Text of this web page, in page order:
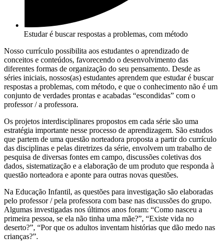
Estudar é buscar respostas a problemas, com método
Nosso currículo possibilita aos estudantes o aprendizado de
conceitos e conteúdos, favorecendo o desenvolvimento das
diferentes formas de organização do seu pensamento. Desde as
séries iniciais, nossos(as) estudantes aprendem que estudar é buscar
respostas a problemas, com método, e que o conhecimento não é um
conjunto de verdades prontas e acabadas “escondidas” com o
professor / a professora.
Os projetos interdisciplinares propostos em cada série são uma
estratégia importante nesse processo de aprendizagem. São estudos
que partem de uma questão norteadora proposta a partir do currículo
das disciplinas e pelas diretrizes da série, envolvem um trabalho de
pesquisa de diversas fontes em campo, discussões coletivas dos
dados, sistematização e a elaboração de um produto que responda à
questão norteadora e aponte para outras novas questões.
Na Educação Infantil, as questões para investigação são elaboradas
pelo professor / pela professora com base nas discussões do grupo.
Algumas investigadas nos últimos anos foram: “Como nasceu a
primeira pessoa, se ela não tinha uma mãe?”, “Existe vida no
deserto?”, “Por que os adultos inventam histórias que dão medo nas
crianças?”.